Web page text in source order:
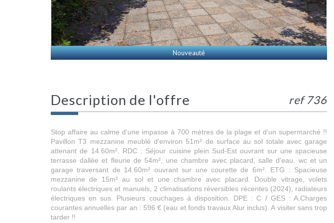
Nouveauté
description de l'offre ref 736
Stop affaire au calme d'une impasse à 700 mètres de la plage et d'un supermarché !!
Pavillon T3 mezzanine meublé d'environ 51m² de surface au sol totale avec garage
attenant de 14.60m². RDC : Séjour cuisine plein Sud-Est ouvrant sur une spacieuse
terrasse dallée et fleurie de 54m², une chambre avec placard, salle d'eau, wc et un
garage traversant de 14.60m² ouvrant sur une courette de 6m². ETG : Spacieuse
mezzanine de 15m² au sol et une chambre avec placard. Double vitrage, volets
roulants électriques et manuels, 2 climatisations réversibles récentes (2024), radiateurs
électriques en sus. Plusieurs couchages à disposition. DPE : C / GES : A.Charges
courantes annuelles par an : 596 € (eau et fonds travaux Alur inclus). A visiter sans trop
tarder !!